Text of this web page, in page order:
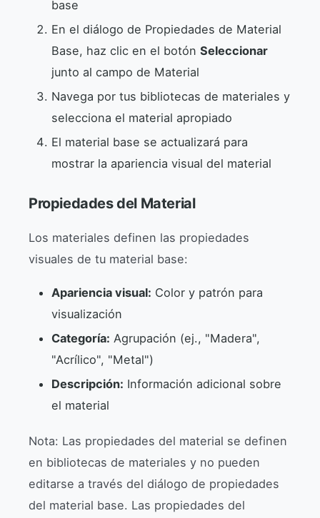
base
En el diálogo de Propiedades de Material
Base, haz clic en el botón Seleccionar
junto al campo de Material
Navega por tus bibliotecas de materiales y
selecciona el material apropiado
El material base se actualizará para
mostrar la apariencia visual del material
Propiedades del Material
Los materiales definen las propiedades
visuales de tu material base:
Apariencia visual: Color y patrón para
visualización
Categoría: Agrupación (ej., "Madera",
"Acrílico", "Metal")
Descripción: Información adicional sobre
el material
Nota: Las propiedades del material se definen
en bibliotecas de materiales y no pueden
editarse a través del diálogo de propiedades
del material base. Las propiedades del